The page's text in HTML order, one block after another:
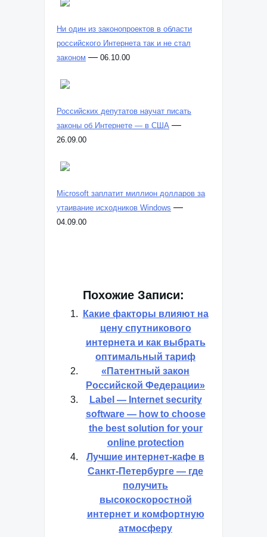
Ни один из законопроектов в области
российского Интернета так и не стал
законом — 06.10.00
Российских депутатов научат писать
законы об Интернете — в США —
26.09.00
Microsoft заплатит миллион долларов за
утаивание исходников Windows —
04.09.00
Похожие Записи:
Какие факторы влияют на
цену спутникового
интернета и как выбрать
оптимальный тариф
«Патентный закон
Российской Федерации»
Label — Internet security
software — how to choose
the best solution for your
online protection
Лучшие интернет-кафе в
Санкт-Петербурге — где
получить
высокоскоростной
интернет и комфортную
атмосферу